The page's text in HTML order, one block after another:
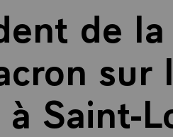
de
sur
Saint-